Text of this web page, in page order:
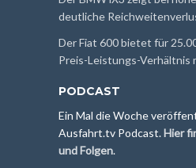
deutliche
Der Fiat 600 bietet für
Preis-Leistungs-Verhältnis
PODCAST
Ein Mal die Woche
Ausfahrt.tv Podcast.Hier
und Folgen.